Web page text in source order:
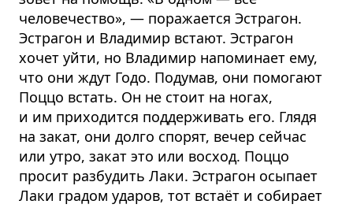
человечество», — поражается Эстрагон.
Эстрагон и Владимир встают. Эстрагон
хочет уйти, но Владимир напоминает ему,
что они ждут Годо. Подумав, они помогают
Поццо встать. Он не стоит на ногах,
и им приходится поддерживать его. Глядя
на закат, они долго спорят, вечер сейчас
или утро, закат это или восход. Поццо
просит разбудить Лаки. Эстрагон осыпает
Лаки градом ударов, тот встаёт и собирает